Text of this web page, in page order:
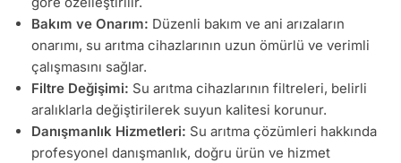
Bakım ve Onarım: Düzenli bakım ve ani arızaların
onarımı, su arıtma cihazlarının uzun ömürlü ve verimli
çalışmasını sağlar.
Filtre Değişimi: Su arıtma cihazlarının filtreleri, belirli
aralıklarla değiştirilerek suyun kalitesi korunur.
Danışmanlık Hizmetleri: Su arıtma çözümleri hakkında
profesyonel danışmanlık, doğru ürün ve hizmet